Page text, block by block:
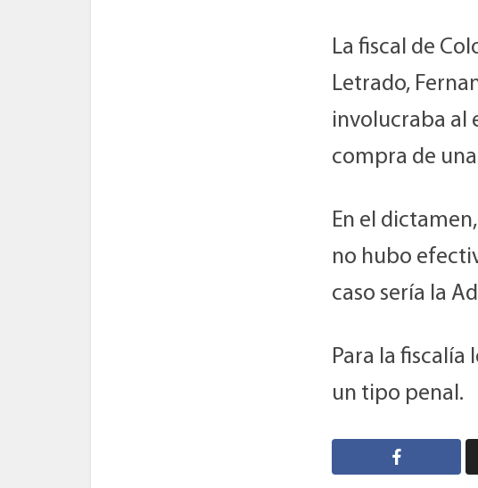
La fiscal de
Letrado,
involucraba al
compra de
En el
no hubo
caso sería la
Para la fiscalía
un tipo penal.